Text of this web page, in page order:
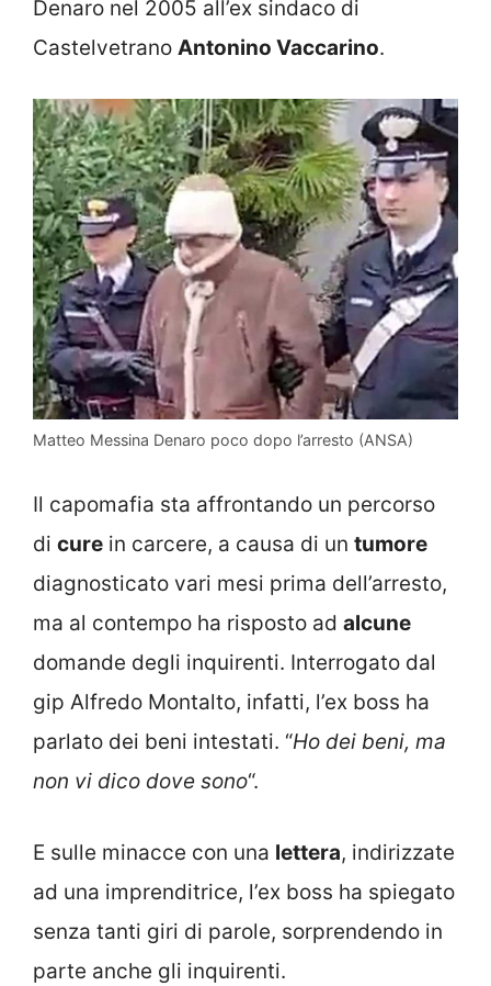
Denaro nel 2005 all’ex sindaco di
Castelvetrano Antonino Vaccarino.
Matteo Messina Denaro poco dopo l’arresto (ANSA)
Il capomafia sta affrontando un percorso
di cure in carcere, a causa di un tumore
diagnosticato vari mesi prima dell’arresto,
ma al contempo ha risposto ad alcune
domande degli inquirenti. Interrogato dal
gip Alfredo Montalto, infatti, l’ex boss ha
parlato dei beni intestati. “Ho dei beni, ma
non vi dico dove sono“.
E sulle minacce con una lettera, indirizzate
ad una imprenditrice, l’ex boss ha spiegato
senza tanti giri di parole, sorprendendo in
parte anche gli inquirenti.